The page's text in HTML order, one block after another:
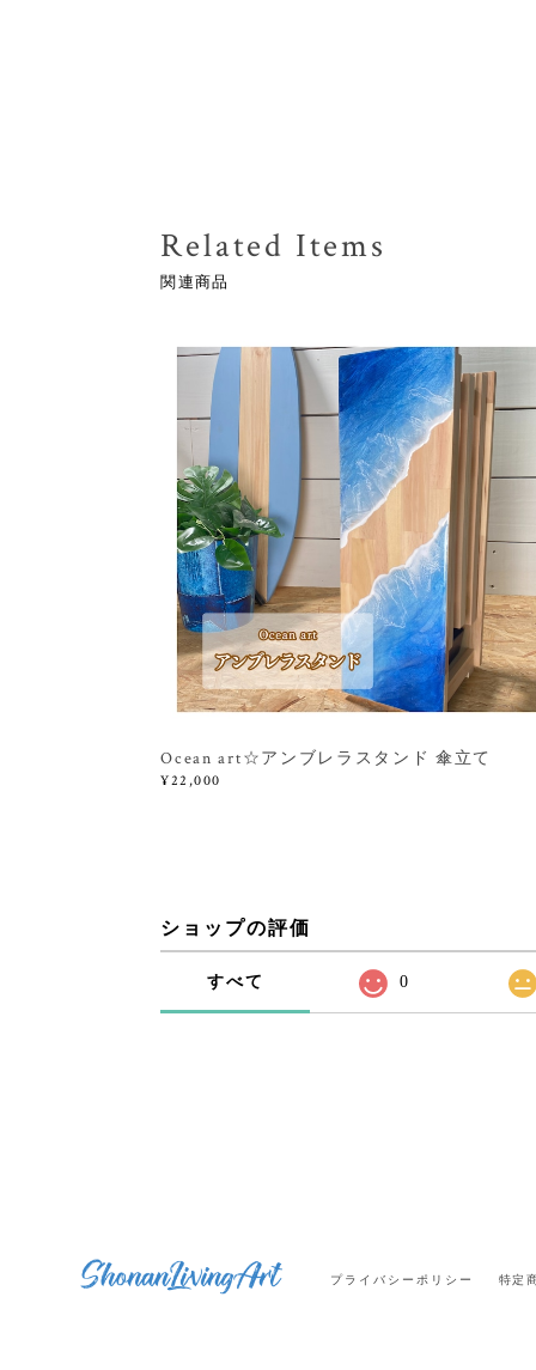
Related Items
関連商品
Ocean art☆アンブレラスタンド 傘立て
¥22,000
ショップの評価
すべて 0
プライバシーポリシー 特定